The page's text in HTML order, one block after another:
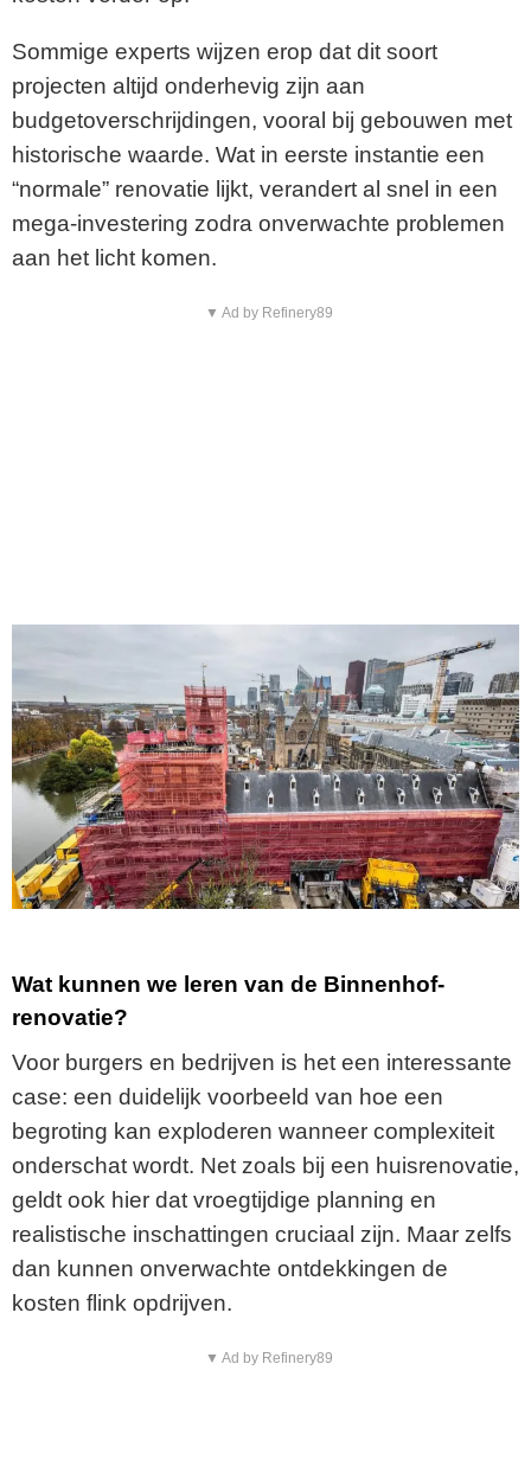
Sommige experts wijzen erop dat dit soort
projecten altijd onderhevig zijn aan
budgetoverschrijdingen, vooral bij gebouwen met
historische waarde. Wat in eerste instantie een
“normale” renovatie lijkt, verandert al snel in een
mega-investering zodra onverwachte problemen
aan het licht komen.
▼ Ad by Refinery89
Wat kunnen we leren van de Binnenhof-
renovatie?
Voor burgers en bedrijven is het een interessante
case: een duidelijk voorbeeld van hoe een
begroting kan exploderen wanneer complexiteit
onderschat wordt. Net zoals bij een huisrenovatie,
geldt ook hier dat vroegtijdige planning en
realistische inschattingen cruciaal zijn. Maar zelfs
dan kunnen onverwachte ontdekkingen de
kosten flink opdrijven.
▼ Ad by Refinery89